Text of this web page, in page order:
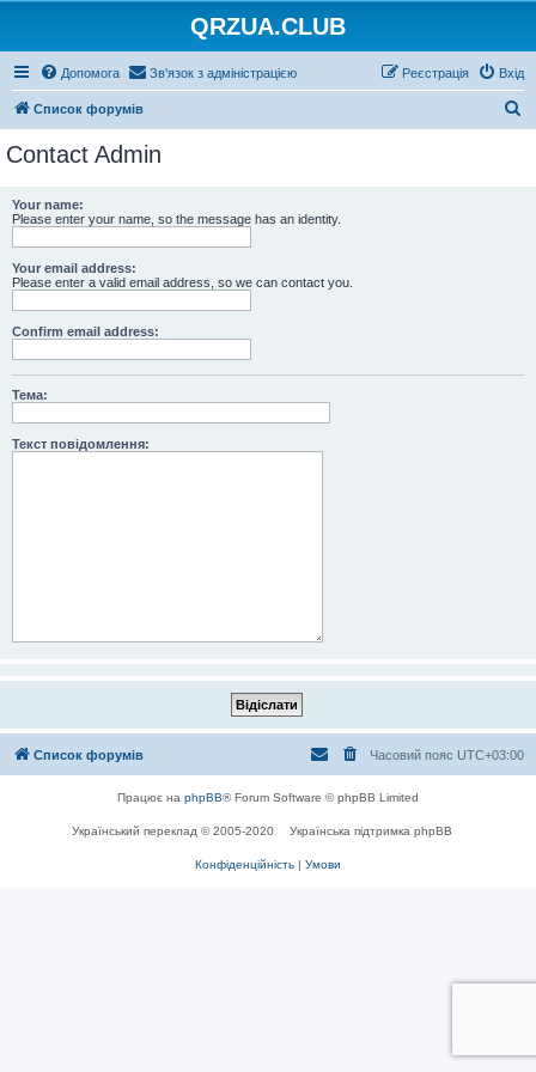
QRZUA.CLUB
Допомога Зв'язок з адміністрацією Вхід
Реєстрація
Список форумів
Contact Admin
Your name:
Please enter your name, so the message has an identity.
Your email address:
Please enter a valid email address, so we can contact you.
Confirm email address:
Тема:
Текст повідомлення:
Список форумів Часовий пояс UTC+03:00
Працює на phpBB® Forum Software © phpBB Limited
Український переклад © 2005-2020 Українська підтримка phpBB
Конфіденційність | Умови